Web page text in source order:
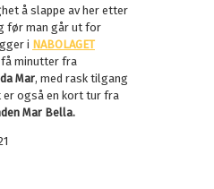
å slappe av her etter
før man går ut for
i NABOLAGET
få minutter fra
Mar, med rask tilgang
er også en kort tur fra
Mar Bella.